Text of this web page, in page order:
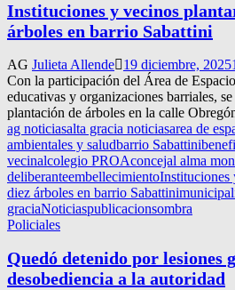
Instituciones y vecinos
árboles en barrio Sabattini
AG Julieta Allende 19 diciembre, 2025
Con la participación del Área de
educativas y organizaciones barriales,
plantación de árboles en la calle
ag noticiasalta gracia noticiasarea de
ambientales y saludbarrio Sabattini
vecinalcolegio PROAconcejal alma
deliberanteembellecimientoInstituciones
diez árboles en barrio Sabattini
graciaNoticiaspublicacionsombra
Policiales
Quedó detenido por lesiones
desobediencia a la autoridad